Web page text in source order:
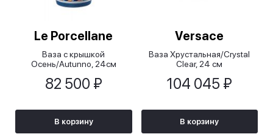
Le Porcellane
Ваза с крышкой
Осень/Autunno, 24см
82 500 ₽
В корзину
Versace
Ваза Хрустальная/Crystal
Clear, 24 см
104 045 ₽
В корзину